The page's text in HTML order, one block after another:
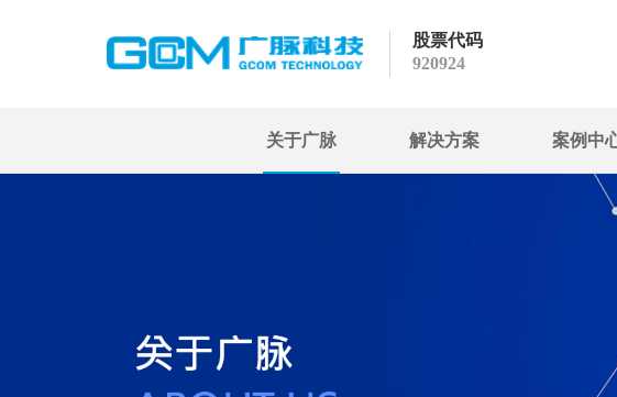
股票代码
920924
关于广脉 解决方案 案例中